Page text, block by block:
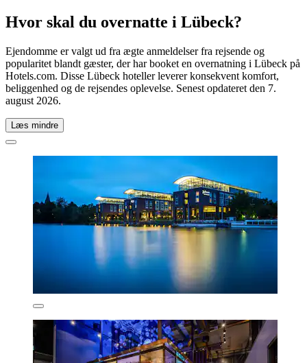
Hvor skal du overnatte i Lübeck?
Ejendomme er valgt ud fra ægte anmeldelser fra rejsende og
popularitet blandt gæster, der har booket en overnatning i Lübeck på
Hotels.com. Disse Lübeck hoteller leverer konsekvent komfort,
beliggenhed og de rejsendes oplevelse. Senest opdateret den 7.
august 2026.
Læs mindre